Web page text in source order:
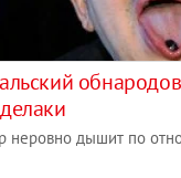
неровно дышит по